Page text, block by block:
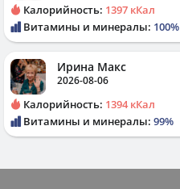
Калорийность: 1397 кКал
Витамины и минералы: 100%
Ирина Макс
2026-08-06
Калорийность: 1394 кКал
Витамины и минералы: 99%